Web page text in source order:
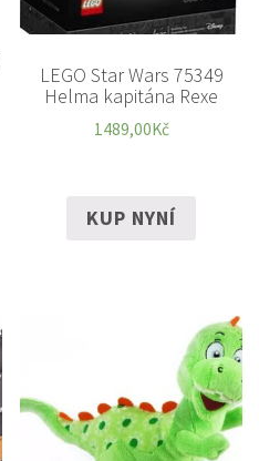
LEGO Star Wars 75349
Helma kapitána Rexe
1489,00Kč
KUP NYNÍ